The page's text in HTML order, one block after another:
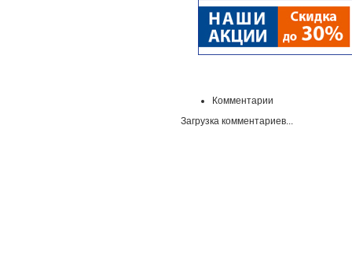
Комментарии
Загрузка комментариев...